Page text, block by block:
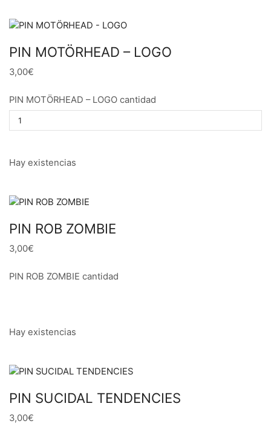
PIN MOTÖRHEAD – LOGO
3,00€
PIN MOTÖRHEAD – LOGO cantidad
Hay existencias
PIN ROB ZOMBIE
3,00€
PIN ROB ZOMBIE cantidad
Hay existencias
PIN SUCIDAL TENDENCIES
3,00€